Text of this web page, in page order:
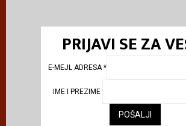
PRIJAVI SE ZA
E-MEJL ADRESA*
IME I PREZIME